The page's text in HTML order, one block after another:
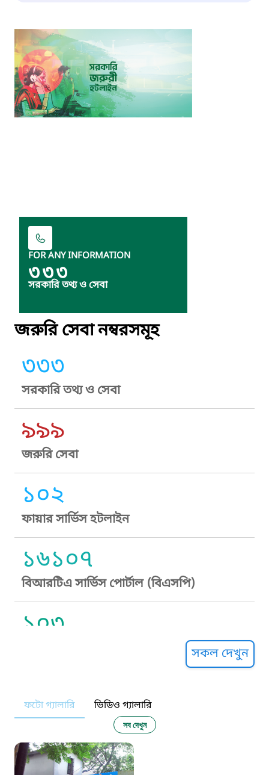
FOR ANY INFORMATION
৩৩৩
সরকারি তথ্য ও সেবা
জরুরি সেবা নম্বরসমূহ
৩৩৩
সরকারি তথ্য ও সেবা
৯৯৯
জরুরি সেবা
১০২
ফায়ার সার্ভিস হটলাইন
১৬১০৭
বিআরটিএ সার্ভিস পোর্টাল (বিএসপি)
১০৩
নারী ও শিশু নির্যাতন প্রতিরোধ
১০৬
সকল দেখুন
ফটো গ্যালারি ভিডিও গ্যালারি
সব দেখুন